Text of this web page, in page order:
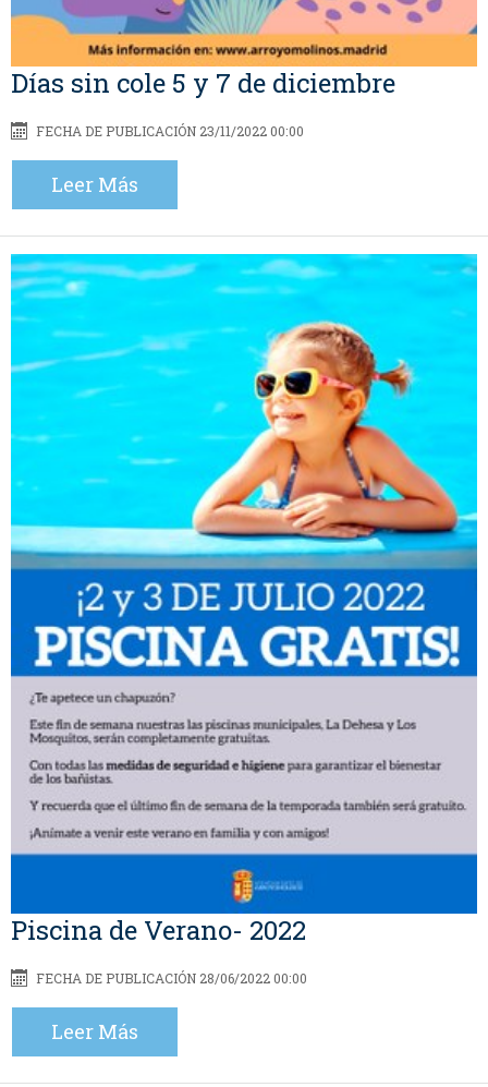
Días sin cole 5 y 7 de diciembre
FECHA DE PUBLICACIÓN 23/11/2022 00:00
Leer Más
Piscina de Verano- 2022
FECHA DE PUBLICACIÓN 28/06/2022 00:00
Leer Más